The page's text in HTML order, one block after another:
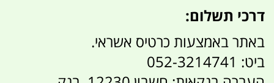
דרכי תשלום:
באתר באמצעות כרטיס אשראי.
ביט: 052-3214741